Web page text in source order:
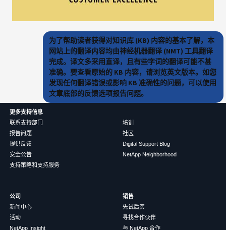
为了帮助读者获得对知识库 (KB) 内容的基本了解，本
网站上的翻译内容均由神经机器翻译 (NMT) 工具翻译
完成。译文多采用直译，且有些字词的翻译可能不甚
准确。要查看原始的 KB 内容，请浏览英文版本。如您
发现任何翻译错误或影响 KB 准确性的问题，可以使用
文章底部的反馈选项报告问题。
更多支持信息
联系支持部门
报告问题
提供反馈
安全公告
支持策略和支持服务
培训
社区
Digital Support Blog
NetApp Neighborhood
公司
新闻中心
活动
NetApp Insight
销售
先试后买
寻找合作伙伴
与 NetApp 合作